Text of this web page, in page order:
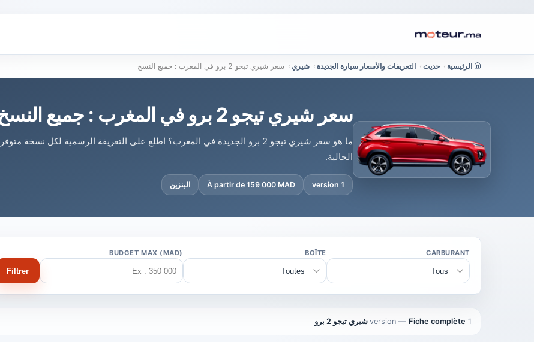
الرئيسية › حديث › التعريفات والأسعار سيارة الجديدة › شيري › سعر شيري تيجو 2 برو في المغرب : جميع النسخ
سعر شيري تيجو 2 برو في المغرب : جميع النسخ
ما هو سعر شيري تيجو 2 برو الجديدة في المغرب؟ اطلع على التعريفة الرسمية لكل نسخة
الحالية.
1 version
À partir de 159 000 MAD البنزين
CARBURANT
BOÎTE
BUDGET MAX (MAD)
Filtrer
1 version
— Fiche complète شيري تيجو 2 برو